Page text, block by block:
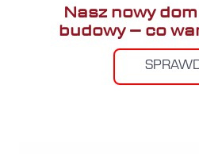
Nasz nowy
budowy – co